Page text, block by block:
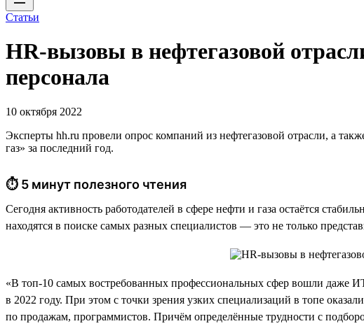
Статьи
HR-вызовы в нефтегазовой
персонала
10 октября 2022
Эксперты hh.ru провели опрос компаний из нефтегазовой отрасли, а
газ» за последний год.
⏱ 5 минут полезного чтения
Сегодня активность работодателей в сфере нефти и газа остаётся
находятся в поиске самых разных специалистов — это не только
«В топ-10 самых востребованных профессиональных сфер вошли даже
в 2022 году. При этом с точки зрения узких специализаций в топе
по продажам, программистов. Причём определённые трудности с